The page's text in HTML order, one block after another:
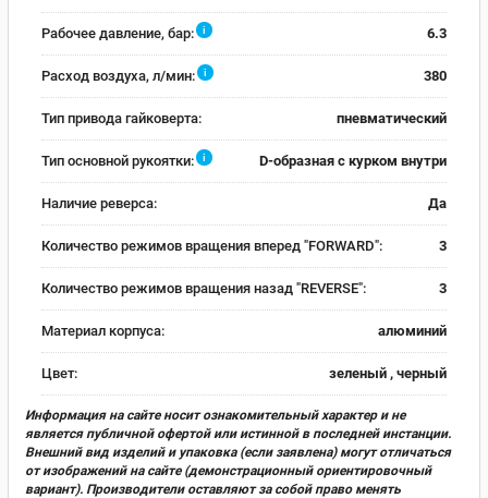
Рабочее давление, бар: i 6.3
Расход воздуха, л/мин: i 380
Тип привода гайковерта: пневматический
Тип основной рукоятки: i D-образная с курком внутри
Наличие реверса: Да
Количество режимов вращения вперед "FORWARD": 3
Количество режимов вращения назад "REVERSE": 3
Материал корпуса: алюминий
Цвет: зеленый , черный
Информация на сайте носит ознакомительный характер и не
является публичной офертой или истинной в последней инстанции.
Внешний вид изделий и упаковка (если заявлена) могут отличаться
от изображений на сайте (демонстрационный ориентировочный
вариант). Производители оставляют за собой право менять